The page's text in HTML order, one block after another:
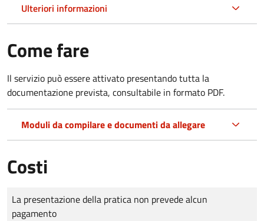
Ulteriori informazioni
Come fare
Il servizio può essere attivato presentando tutta la
documentazione prevista, consultabile in formato PDF.
Moduli da compilare e documenti da allegare
Costi
Tipo di pagamento
Importo
La presentazione della pratica non prevede alcun
pagamento